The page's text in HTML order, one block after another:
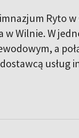
Ryto
Wilnie. W
a
usług